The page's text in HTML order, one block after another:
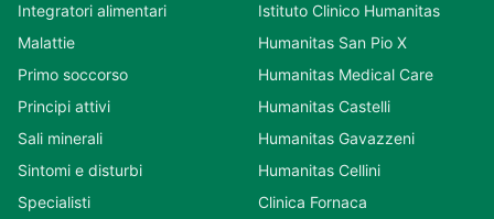
Integratori alimentari
Malattie
Primo soccorso
Principi attivi
Sali minerali
Sintomi e disturbi
Specialisti
Istituto Clinico Humanitas
Humanitas San Pio X
Humanitas Medical Care
Humanitas Castelli
Humanitas Gavazzeni
Humanitas Cellini
Clinica Fornaca